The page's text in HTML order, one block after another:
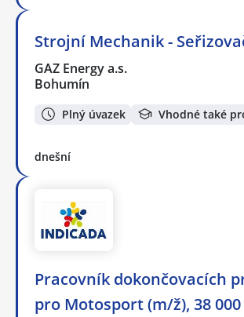
Strojní Mechanik -
GAZ Energy a.s.
Bohumín
Plný úvazek Vhodné také
dnešní
Pracovník dokončovacích
pro Motosport (m/ž), 38 000